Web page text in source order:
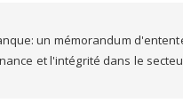
SECTEURS
un mémorandum
et l'intégrité dans le